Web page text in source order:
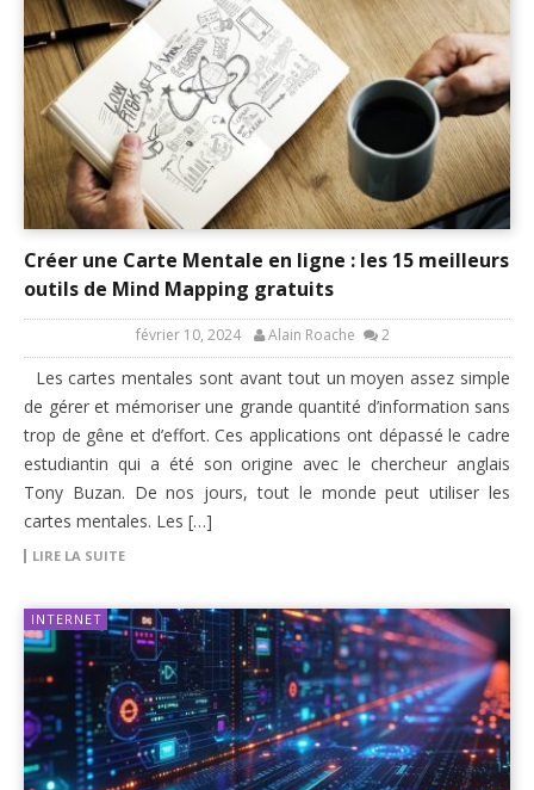
Créer une Carte Mentale en ligne : les 15 meilleurs
outils de Mind Mapping gratuits
février 10, 2024 Alain Roache 2
Les cartes mentales sont avant tout un moyen assez simple
de gérer et mémoriser une grande quantité d’information sans
trop de gêne et d’effort. Ces applications ont dépassé le cadre
estudiantin qui a été son origine avec le chercheur anglais
Tony Buzan. De nos jours, tout le monde peut utiliser les
cartes mentales. Les […]
LIRE LA SUITE
INTERNET